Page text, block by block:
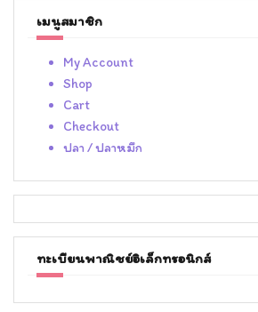
เมนูสมาชิก
My Account
Shop
Cart
Checkout
ปลา / ปลาหมึก
ทะเบียนพาณิชย์อิเล็กทรอนิกส์